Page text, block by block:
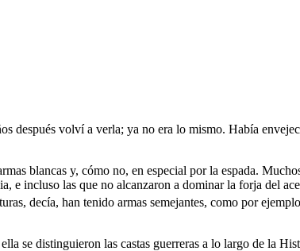
después volví a verla; ya no era lo mismo. Había
blancas y, cómo no, en especial por la espada.
e incluso las que no alcanzaron a dominar la forja del
decía, han tenido armas semejantes, como por
se distinguieron las castas guerreras a lo largo de la